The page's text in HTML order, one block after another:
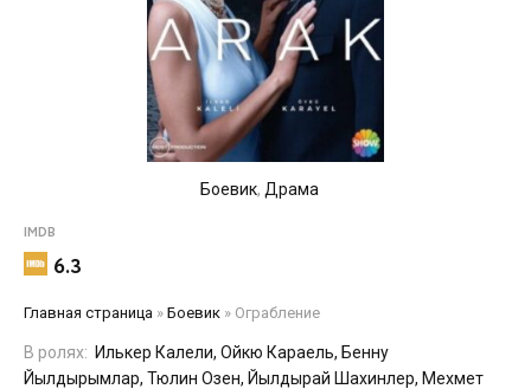
Боевик, Драма
IMDB
6.3
Главная страница » Боевик » Ограбление
В ролях: Илькер Калели, Ойкю Караель, Бенну
Йылдырымлар, Тюлин Озен, Йылдырай Шахинлер, Мехмет